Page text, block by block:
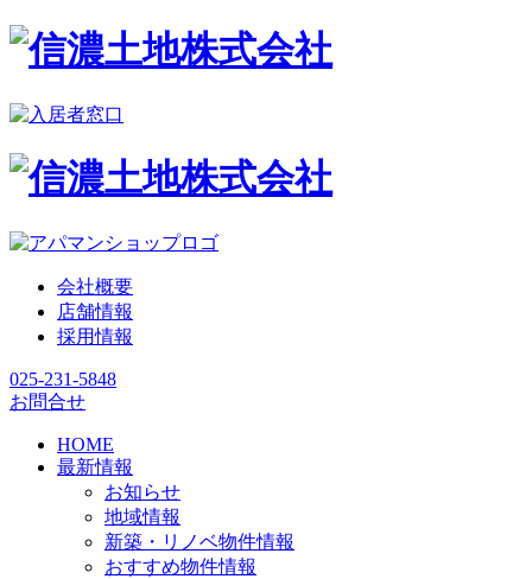
会社概要
店舗情報
採用情報
025-231-5848
お問合せ
HOME
最新情報
お知らせ
地域情報
新築・リノベ物件情報
おすすめ物件情報